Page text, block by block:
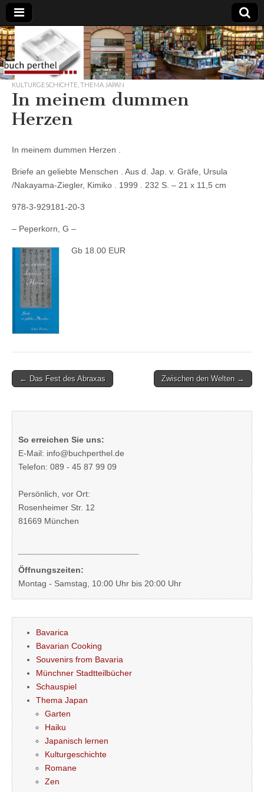
Buchhandlung
am Gasteig
KULTURGESCHICHTE THEMA JAPAN
In meinem dummen
Herzen
In meinem dummen Herzen .
Briefe an geliebte Menschen . Aus d. Jap. v. Gräfe, Ursula
/Nakayama-Ziegler, Kimiko . 1999 . 232 S. – 21 x 11,5 cm
978-3-929181-20-3
– Peperkorn, G –
Gb 18.00 EUR
Post
← Das Fest des Abraxas Zwischen den Welten →
So erreichen Sie uns:
E-Mail: info@buchperthel.de
Telefon: 089 - 45 87 99 09
Persönlich, vor Ort:
Rosenheimer Str. 12
81669 München
Öffnungszeiten:
Montag - Samstag, 10:00 Uhr bis 20:00 Uhr
Bavarica
Bavarian Cooking
Souvenirs from Bavaria
Münchner Stadtteilbücher
Schauspiel
Thema Japan
Garten
Haiku
Japanisch lernen
Kulturgeschichte
Romane
Zen